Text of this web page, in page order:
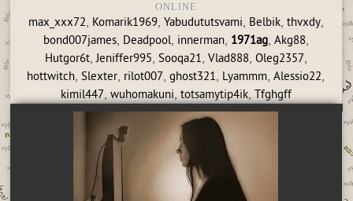
ONLINE
max_xxx72, Komarik1969, Yabudututsvami, Belbik, thvxdy,
bond007james, Deadpool, innerman, 1971ag, Akg88,
Hutgor6t,Jeniffer995, Sooqa21, Vlad888, Oleg2357,
hottwitch,Slexter, rilot007,ghost321, Lyammm,Alessio22,
kimil447, wuhomakuni, totsamytip4ik, Tfghgff